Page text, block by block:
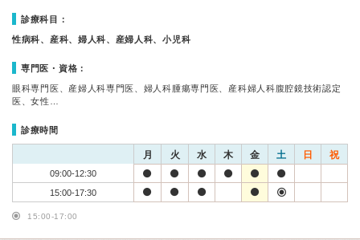
診療科目：
性病科、産科、婦人科、産婦人科、小児科
専門医・資格：
眼科専門医、産婦人科専門医、婦人科腫瘍専門医、産科婦人科腹腔鏡技術認定
医、女性…
診療時間
月 火 水 木 金 土 日 祝
09:00-12:30
15:00-17:30
15:00-17:00